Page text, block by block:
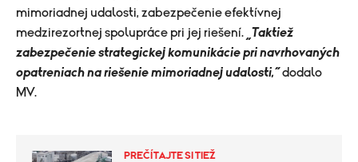
mimoriadnej udalosti, zabezpečenie efektívnej
medzirezortnej spolupráce pri jej riešení.
„Taktiež
zabezpečenie strategickej komunikácie pri navrhovaných
opatreniach na riešenie mimoriadnej udalosti,“dodalo
MV.
PREČÍTAJTE SI TIEŽ